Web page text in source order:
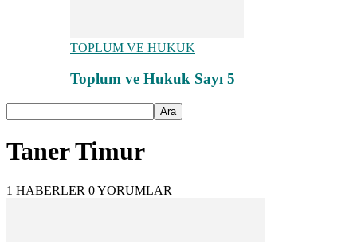
TOPLUM VE HUKUK
Toplum ve Hukuk Sayı 5
Taner Timur
1 HABERLER 0 YORUMLAR